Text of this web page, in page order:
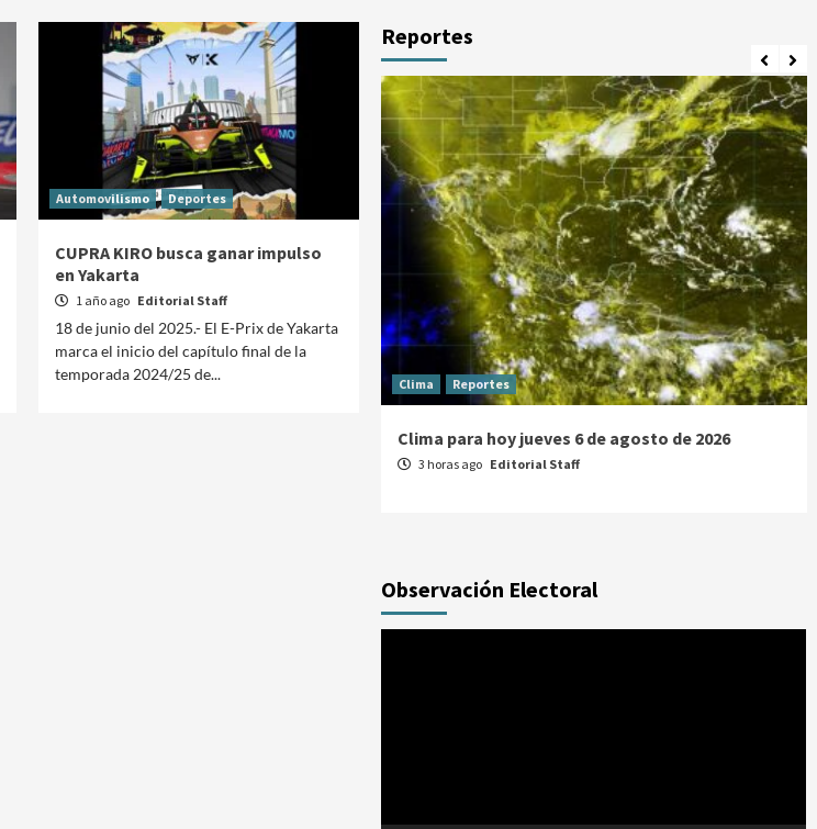
Automovilismo Deportes
CUPRA KIRO busca ganar impulso
en Yakarta
1 año ago Editorial Staff
18 de junio del 2025.- El E-Prix de Yakarta
marca el inicio del capítulo final de la
temporada 2024/25 de...
Reportes
Reportes Clima Reportes
Clima para hoy jueves 6 de agosto de 2026
3 horas ago Editorial Staff
Observación Electoral